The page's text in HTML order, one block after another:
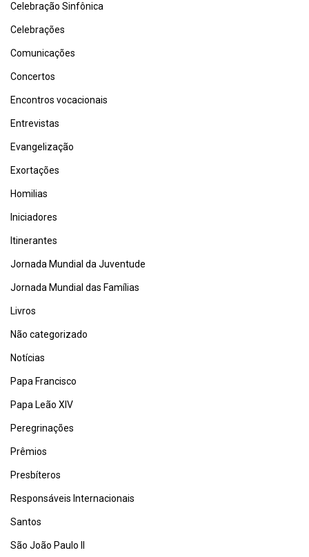
Celebração Sinfônica
Celebrações
Comunicações
Concertos
Encontros vocacionais
Entrevistas
Evangelização
Exortações
Homilias
Iniciadores
Itinerantes
Jornada Mundial da Juventude
Jornada Mundial das Famílias
Livros
Não categorizado
Notícias
Papa Francisco
Papa Leão XIV
Peregrinações
Prêmios
Presbíteros
Responsáveis Internacionais
Santos
São João Paulo II